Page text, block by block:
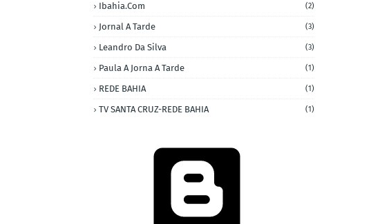
Ibahia.com (2)
Jornal A Tarde (3)
Leandro Da Silva (3)
Paula A Jorna A Tarde (1)
REDE BAHIA (1)
TV SANTA CRUZ-REDE BAHIA (1)